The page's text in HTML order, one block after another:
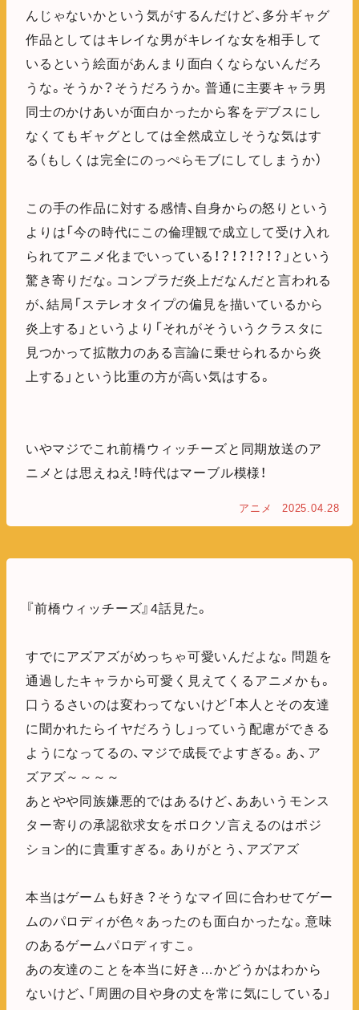
んじゃないかという気がするんだけど、多分ギャグ
作品としてはキレイな男がキレイな女を相手して
いるという絵面があんまり面白くならないんだろ
うな。そうか？そうだろうか。普通に主要キャラ男
同士のかけあいが面白かったから客をデブスにし
なくてもギャグとしては全然成立しそうな気はす
る（もしくは完全にのっぺらモブにしてしまうか）
この手の作品に対する感情、自身からの怒りという
よりは「今の時代にこの倫理観で成立して受け入れ
られてアニメ化までいっている！？！？！？！？」という
驚き寄りだな。コンプラだ炎上だなんだと言われる
が、結局「ステレオタイプの偏見を描いているから
炎上する」というより「それがそういうクラスタに
見つかって拡散力のある言論に乗せられるから炎
上する」という比重の方が高い気はする。
いやマジでこれ前橋ウィッチーズと同期放送のア
ニメとは思えねえ！時代はマーブル模様！
アニメ 2025.04.28
『前橋ウィッチーズ』4話見た。
すでにアズアズがめっちゃ可愛いんだよな。問題を
通過したキャラから可愛く見えてくるアニメかも。
口うるさいのは変わってないけど「本人とその友達
に聞かれたらイヤだろうし」っていう配慮ができる
ようになってるの、マジで成長でよすぎる。あ、ア
ズアズ～～～～
あとやや同族嫌悪的ではあるけど、ああいうモンス
ター寄りの承認欲求女をボロクソ言えるのはポジ
ション的に貴重すぎる。ありがとう、アズアズ
本当はゲームも好き？そうなマイ回に合わせてゲー
ムのパロディが色々あったのも面白かったな。意味
のあるゲームパロディすこ。
あの友達のことを本当に好き…かどうかはわから
ないけど、「周囲の目や身の丈を常に気にしている」